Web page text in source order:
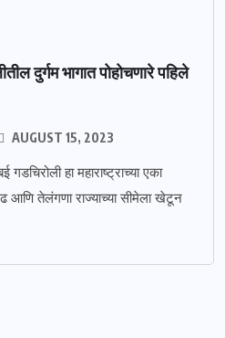
दुर्गम भागात पोहोचणारे पहिले
AUGUST 15, 2023
हा महाराष्ट्राच्या एका
आणि तेलंगणा राज्याच्या सीमेला खेटून